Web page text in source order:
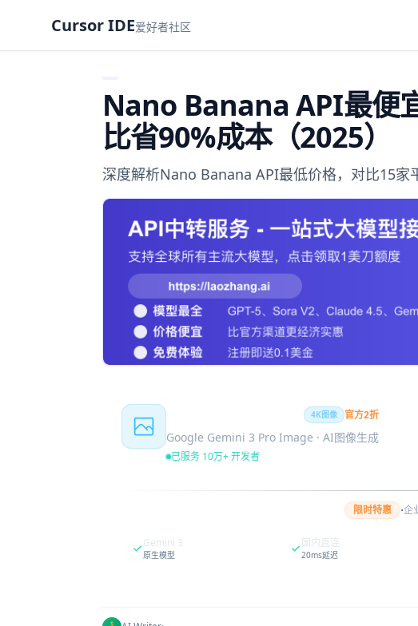
Cursor IDE爱好者社区
Nano Banana API最便
比省90%成本（2025）
深度解析Nano Banana API最低价格，对比15
4K图像 官方2折
Google Gemini 3 Pro Image · AI图像生成
已服务 10万+ 开发者
限时特惠 ·企
Gemini 3
原生模型
国内直连
20ms延迟